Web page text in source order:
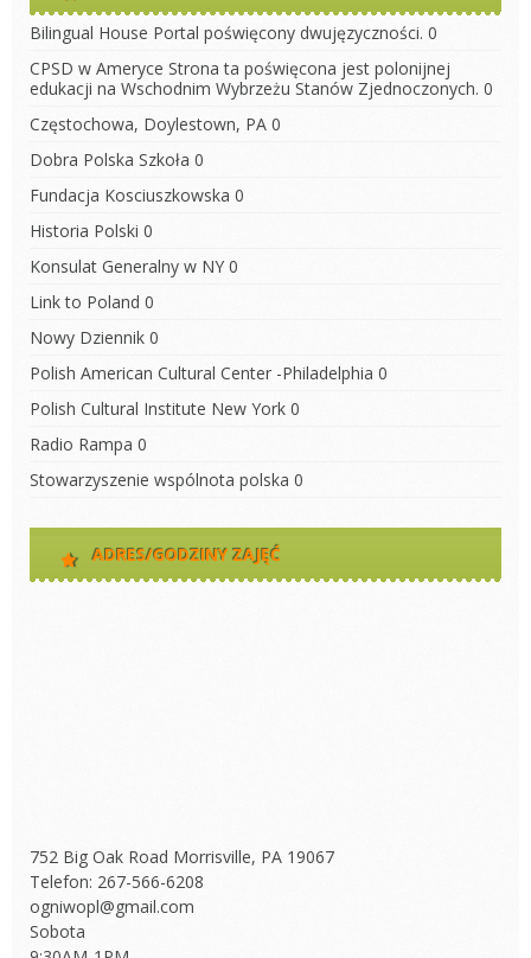
Bilingual House Portal poświęcony dwujęzyczności. 0
CPSD w Ameryce Strona ta poświęcona jest polonijnej
edukacji na Wschodnim Wybrzeżu Stanów Zjednoczonych. 0
Częstochowa, Doylestown, PA 0
Dobra Polska Szkoła 0
Fundacja Kosciuszkowska 0
Historia Polski 0
Konsulat Generalny w NY 0
Link to Poland 0
Nowy Dziennik 0
Polish American Cultural Center -Philadelphia 0
Polish Cultural Institute New York 0
Radio Rampa 0
Stowarzyszenie wspólnota polska 0
ADRES/GODZINY ZAJĘĆ
752 Big Oak Road Morrisville, PA 19067
Telefon: 267-566-6208
ogniwopl@gmail.com
Sobota